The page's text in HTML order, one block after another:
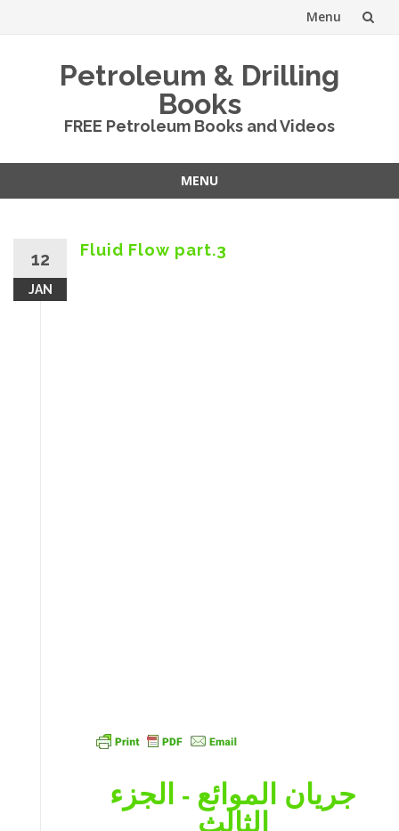
Menu
Petroleum & Drilling
Books
FREE Petroleum Books and Videos
MENU
12
JAN
Fluid Flow part.3
جريان الموائع -
الجزء
الثالث